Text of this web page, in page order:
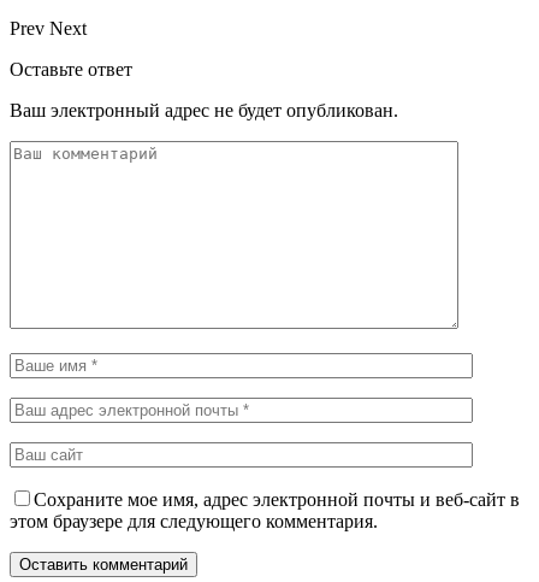
Prev Next
Оставьте ответ
Ваш электронный адрес не будет опубликован.
Сохраните мое имя, адрес электронной почты и веб-сайт в
этом браузере для следующего комментария.